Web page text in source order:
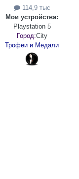
114,9 тыс
Мои устройства:
Playstation 5
Город:City
Трофеи и Медали